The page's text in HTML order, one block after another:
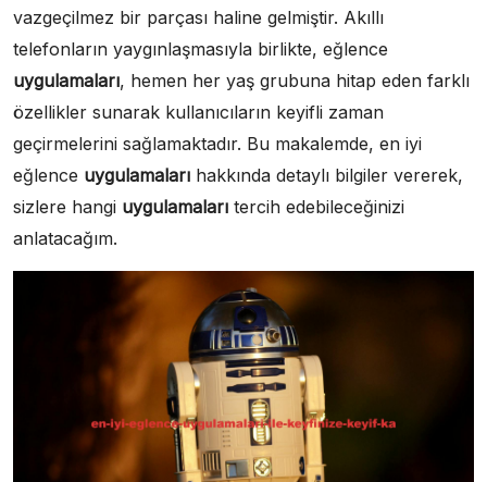
vazgeçilmez bir parçası haline gelmiştir. Akıllı
telefonların yaygınlaşmasıyla birlikte, eğlence
uygulamaları, hemen her yaş grubuna hitap eden farklı
özellikler sunarak kullanıcıların keyifli zaman
geçirmelerini sağlamaktadır. Bu makalemde, en iyi
eğlence uygulamaları hakkında detaylı bilgiler vererek,
sizlere hangi uygulamaları tercih edebileceğinizi
anlatacağım.